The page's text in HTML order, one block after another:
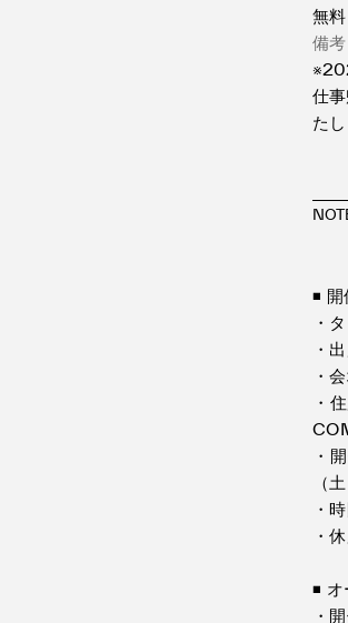
無料
備考
仕
たし
◾️
・
・
・
・
・
（土
・
・
◾️
・